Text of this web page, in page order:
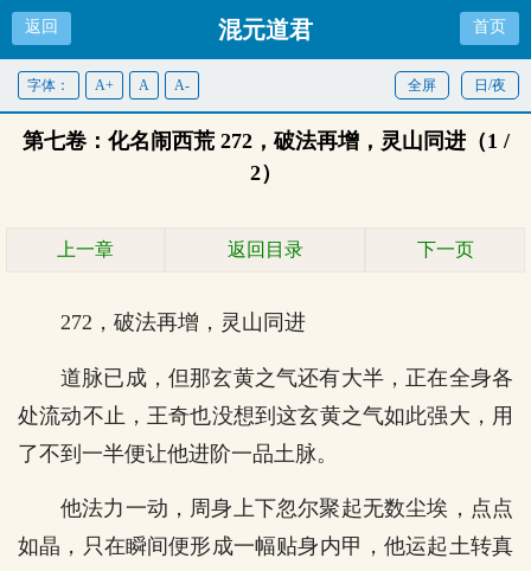
返回 混元道君 首页
日/夜
全屏
字体： A+ A A-
第七卷：化名闹西荒 272，破法再增，灵山同进（1 /
2）
上一章 返回目录 下一页
272，破法再增，灵山同进
道脉已成，但那玄黄之气还有大半，正在全身各
处流动不止，王奇也没想到这玄黄之气如此强大，用
了不到一半便让他进阶一品土脉。
他法力一动，周身上下忽尔聚起无数尘埃，点点
如晶，只在瞬间便形成一幅贴身内甲，他运起土转真